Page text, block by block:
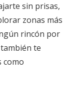
sin prisas,
zonas más
rincón por
te
como